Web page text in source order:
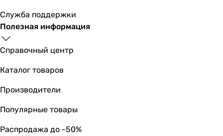
Служба поддержки
Полезная информация
Справочный центр
Каталог товаров
Производители
Популярные товары
Распродажа до -50%